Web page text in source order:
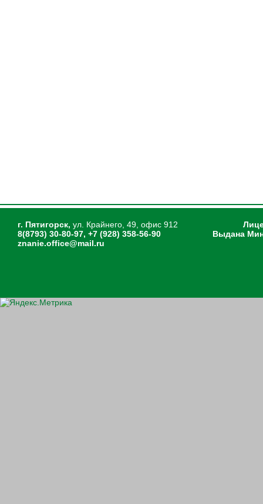
г. Пятигорск, ул. Крайнего, 49, офис 912
8(8793) 30-80-97, +7 (928) 358-56-90
znanie.office@mail.ru
Выдана